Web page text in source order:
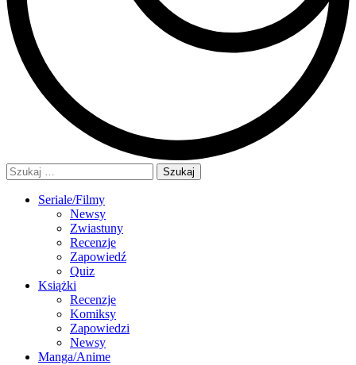
Szukaj:
Seriale/Filmy
Newsy
Zwiastuny
Recenzje
Zapowiedź
Quiz
Książki
Recenzje
Komiksy
Zapowiedzi
Newsy
Manga/Anime